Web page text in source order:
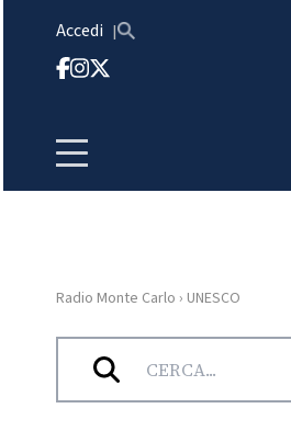
Accedi
HOME
RADIO
Radio Monte Carlo › UNESCO
Tag:UNESCO